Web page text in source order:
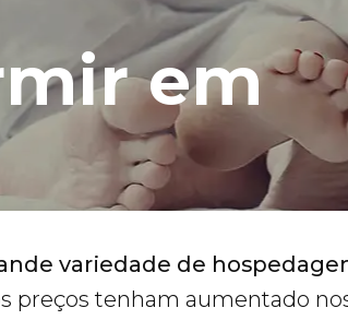
em
variedade de
preços tenham aumentado